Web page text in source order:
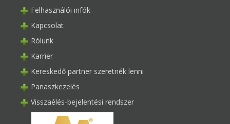
Felhasználói infók
Kapcsolat
Rólunk
Karrier
Kereskedő partner szeretnék lenni
Panaszkezelés
Visszaélés-bejelentési rendszer